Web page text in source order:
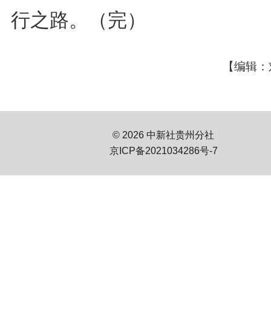
行之路。（完）
【编辑
© 2026 中新社贵州分社
京ICP备2021034286号-7